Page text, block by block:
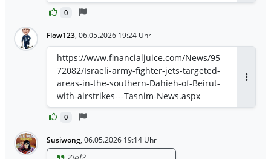
0
Flow123, 06.05.2026 19:24 Uhr
0
https://www.financialjuice.com/News/95
72082/Israeli-army-fighter-jets-targeted-
areas-in-the-southern-Dahieh-of-Beirut-
with-airstrikes---Tasnim-News.aspx
Susiwong, 06.05.2026 19:14 Uhr